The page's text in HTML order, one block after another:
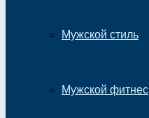
Мужской стиль
Мужской фитнес